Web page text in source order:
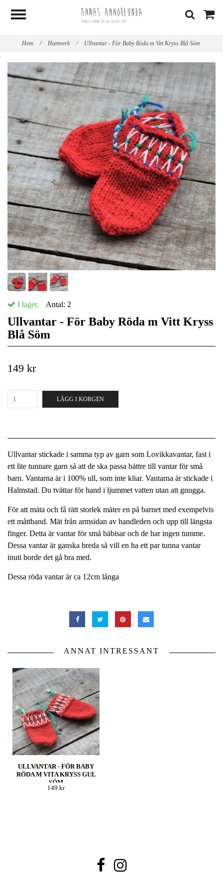
Hem / Hantverk / Ullvantar - För Baby Röda m Vitt Kryss Blå Söm
I lager. Antal: 2
Ullvantar - För Baby Röda m Vitt Kryss
Blå Söm
149 kr
LÄGG I KORGEN
Ullvantar stickade i samma typ av garn som Lovikkavantar, fast i
ett lite tunnare garn så att de ska passa bättre till vantar för små
barn. Vantarna är i 100% ull, som inte kliar. Vantarna är stickade i
Halmstad. Du tvättar för hand i ljummet vatten utan att gnugga.
För att mäta och få rätt storlek mäter en på barnet med exempelvis
ett måttband. Mät från armsidan av handleden och upp till längsta
finger. Detta är vantar för små bäbisar och de har ingen tumme.
Dessa vantar är ganska breda så vill en ha ett par tunna vantar
inuti borde det gå bra med.
Dessa röda vantar är ca 12cm långa
ANNAT INTRESSANT
ULLVANTAR - FÖR BABY
RÖDA M VITA KRYSS GUL
SÖM
149 kr